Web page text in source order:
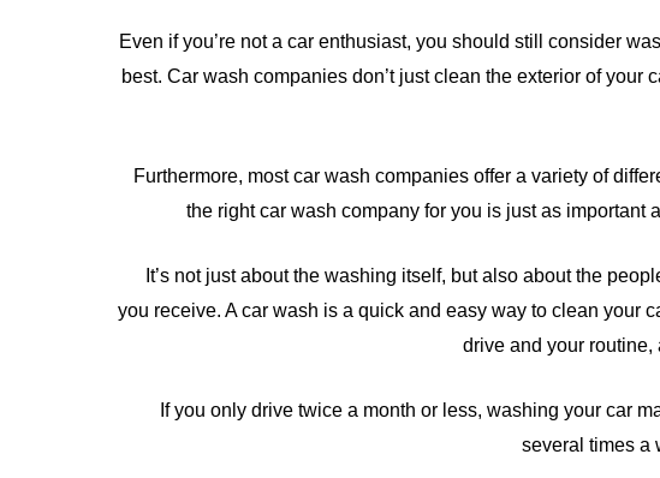
Even if you’re not a car enthusiast, you should still consider
best. Car wash companies don’t just clean the exterior of your
Furthermore, most car wash companies offer a variety of
the right car wash company for you is just as important
It’s not just about the washing itself, but also about the
you receive. A car wash is a quick and easy way to clean your
drive and your routine,
If you only drive twice a month or less, washing your car
several times a